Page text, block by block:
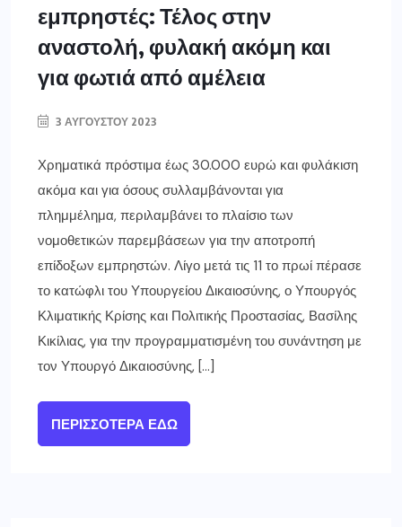
εμπρηστές: Τέλος στην
αναστολή, φυλακή ακόμη και
για φωτιά από αμέλεια
3 ΑΥΓΟΎΣΤΟΥ 2023
Χρηματικά πρόστιμα έως 30.000 ευρώ και φυλάκιση
ακόμα και για όσους συλλαμβάνονται για
πλημμέλημα, περιλαμβάνει το πλαίσιο των
νομοθετικών παρεμβάσεων για την αποτροπή
επίδοξων εμπρηστών. Λίγο μετά τις 11 το πρωί πέρασε
το κατώφλι του Υπουργείου Δικαιοσύνης, ο Υπουργός
Κλιματικής Κρίσης και Πολιτικής Προστασίας, Βασίλης
Κικίλιας, για την προγραμματισμένη του συνάντηση με
τον Υπουργό Δικαιοσύνης, […]
ΠΕΡΙΣΣΌΤΕΡΑ ΕΔΏ